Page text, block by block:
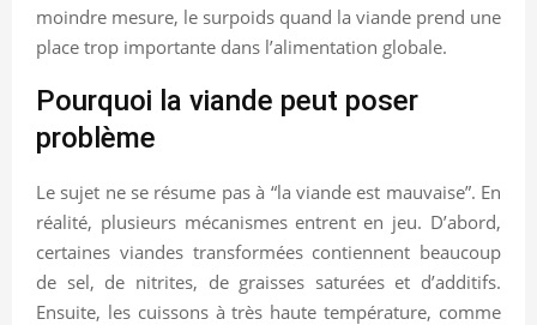
moindre mesure, le surpoids quand la viande prend une
place trop importante dans l’alimentation globale.
Pourquoi la viande peut poser
problème
Le sujet ne se résume pas à “la viande est mauvaise”. En
réalité, plusieurs mécanismes entrent en jeu. D’abord,
certaines viandes transformées contiennent beaucoup
de sel, de nitrites, de graisses saturées et d’additifs.
Ensuite, les cuissons à très haute température, comme